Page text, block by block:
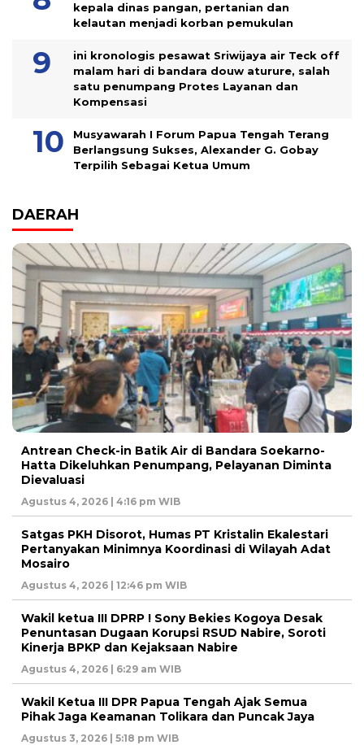
kepala dinas pangan, pertanian dan
kelautan menjadi korban pemukulan
ini kronologis pesawat Sriwijaya air Teck off
malam hari di bandara douw aturure, salah
satu penumpang Protes Layanan dan
Kompensasi
Musyawarah I Forum Papua Tengah Terang
Berlangsung Sukses, Alexander G. Gobay
Terpilih Sebagai Ketua Umum
DAERAH
Antrean Check-in Batik Air di Bandara Soekarno-
Hatta Dikeluhkan Penumpang, Pelayanan Diminta
Dievaluasi
Agustus 4, 2026 | 4:16 pm WIB
Satgas PKH Disorot, Humas PT Kristalin Ekalestari
Pertanyakan Minimnya Koordinasi di Wilayah Adat
Mosairo
Agustus 4, 2026 | 12:46 pm WIB
Wakil ketua III DPRP ! Sony Bekies Kogoya Desak
Penuntasan Dugaan Korupsi RSUD Nabire, Soroti
Kinerja BPKP dan Kejaksaan Nabire
Agustus 4, 2026 | 6:29 am WIB
Wakil Ketua III DPR Papua Tengah Ajak Semua
Pihak Jaga Keamanan Tolikara dan Puncak Jaya
Agustus 3, 2026 | 5:18 pm WIB